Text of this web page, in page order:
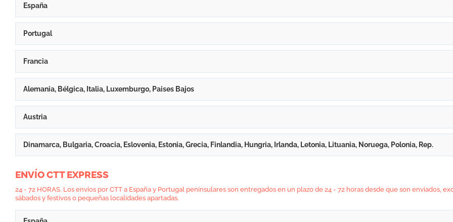
España
Portugal
Francia
Alemania, Bélgica, Italia, Luxemburgo, Paises Bajos
Austria
Dinamarca, Bulgaria, Croacia, Eslovenia, Estonia, Grecia, Finlandia, Hungria, Irlanda, Letonia, Lituania, Noruega, Polonia, Rep.
ENVÍO CTT EXPRESS
24 - 72 HORAS. Los envíos por CTT a España y Portugal peninsulares son entregados en un plazo de 24 - 72 horas desde que son enviados,
sábados y festivos o pequeñas localidades apartadas.